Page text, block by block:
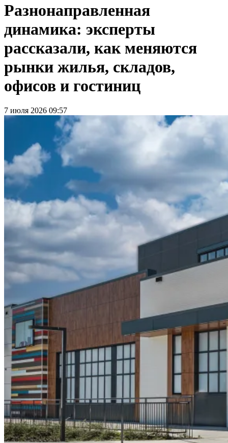
Разнонаправленная
динамика: эксперты
рассказали, как меняются
рынки жилья, складов,
офисов и гостиниц
7 июля 2026 09:57